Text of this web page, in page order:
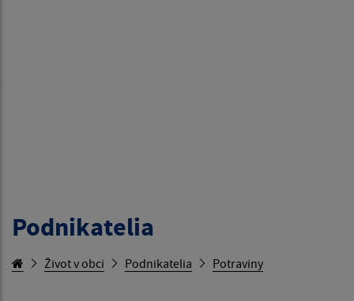
Podnikatelia
Život v obci Podnikatelia Potraviny